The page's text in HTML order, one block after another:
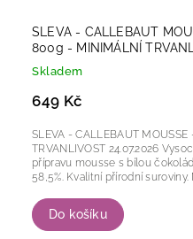
SLEVA - CALLEBAUT
800g - MINIMÁLNÍ
Skladem
649 Kč
Do košíku
SLEVA - CALLEBAUT
TRVANLIVOST 24.07.2026 Vysoce kvalitní směs v prášku pro
přípravu mousse s bílou čokoládou. Obsah čokolády v